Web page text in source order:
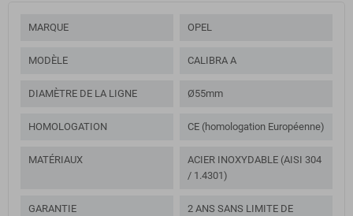
MARQUE OPEL
MODÈLE CALIBRA A
DIAMÈTRE DE LA LIGNE Ø55mm
HOMOLOGATION CE (homologation Européenne)
MATÉRIAUX
ACIER INOXYDABLE (AISI 304
/ 1.4301)
GARANTIE
2 ANS SANS LIMITE DE